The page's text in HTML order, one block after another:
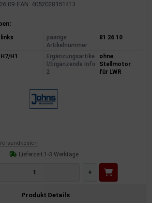
09 EAN: 4052028151413
links
paarige
Artikelnummer
81 26 10
H7/H1
Ergänzungsartike
l/Ergänzende Info
2
ohne
Stellmotor
für LWR
Lieferzeit:1-3 Werktage
+
Produkt Details